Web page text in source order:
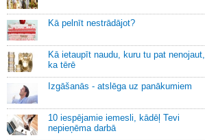
Kā pelnīt nestrādājot?
Kā ietaupīt naudu, kuru tu pat nenojaut,
ka tērē
Izgāšanās - atslēga uz panākumiem
10 iespējamie iemesli, kādēļ Tevi
nepieņēma darbā